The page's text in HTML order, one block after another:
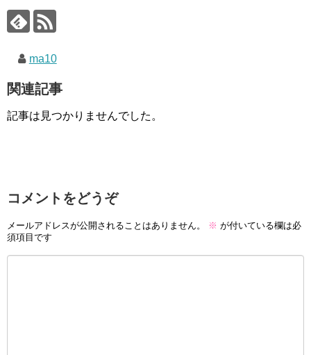
ma10
関連記事
記事は見つかりませんでした。
コメントをどうぞ
メールアドレスが公開されることはありません。 ※ が付いている欄は必
須項目です